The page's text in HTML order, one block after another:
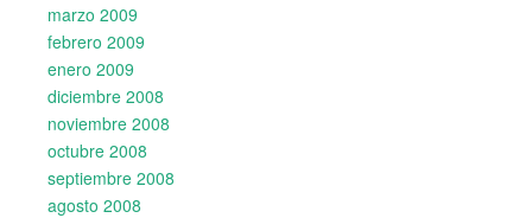
marzo 2009
febrero 2009
enero 2009
diciembre 2008
noviembre 2008
octubre 2008
septiembre 2008
agosto 2008